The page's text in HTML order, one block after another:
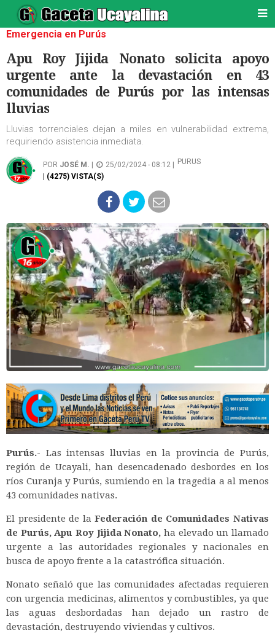
Emergencia en Purús
Apu Roy Jijida Nonato solicita apoyo
urgente ante la devastación en 43
comunidades de Purús por las intensas
lluvias
Lluvias torrenciales dejan a miles en vulnerabilidad extrema,
requiriendo asistencia inmediata.
POR JOSÉ M. 25/02/2024 - 08:12 |
PURUS
| (4275) VISTA(S)
Purús.- Las intensas lluvias en la provincia de Purús,
región de Ucayali, han desencadenado desbordes en los
ríos Curanja y Purús, sumiendo en la tragedia a al menos
43 comunidades nativas.
El presidente de laFederación de Comunidades Nativas
de Purús, Apu Roy Jijida Nonato, ha elevado un llamado
urgente a las autoridades regionales y nacionales en
busca de apoyo frente a la catastrófica situación.
Nonato señaló que las comunidades afectadas requieren
con urgencia medicinas, alimentos y combustibles, ya que
las aguas desbordadas han dejado un rastro de
devastación, destruyendo viviendas y cultivos.